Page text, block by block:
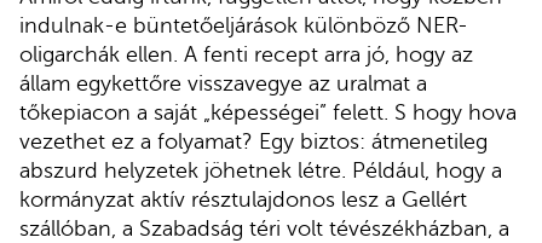
indulnak-e büntetőeljárások különböző NER-
oligarchák ellen. A fenti recept arra jó, hogy az
állam egykettőre visszavegye az uralmat a
tőkepiacon a saját „képességei” felett. S hogy hova
vezethet ez a folyamat? Egy biztos: átmenetileg
abszurd helyzetek jöhetnek létre. Például, hogy a
kormányzat aktív résztulajdonos lesz a Gellért
szállóban, a Szabadság téri volt tévészékházban, a